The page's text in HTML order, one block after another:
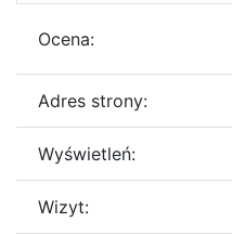
Ocena:
Adres strony:
Wyświetleń:
Wizyt: